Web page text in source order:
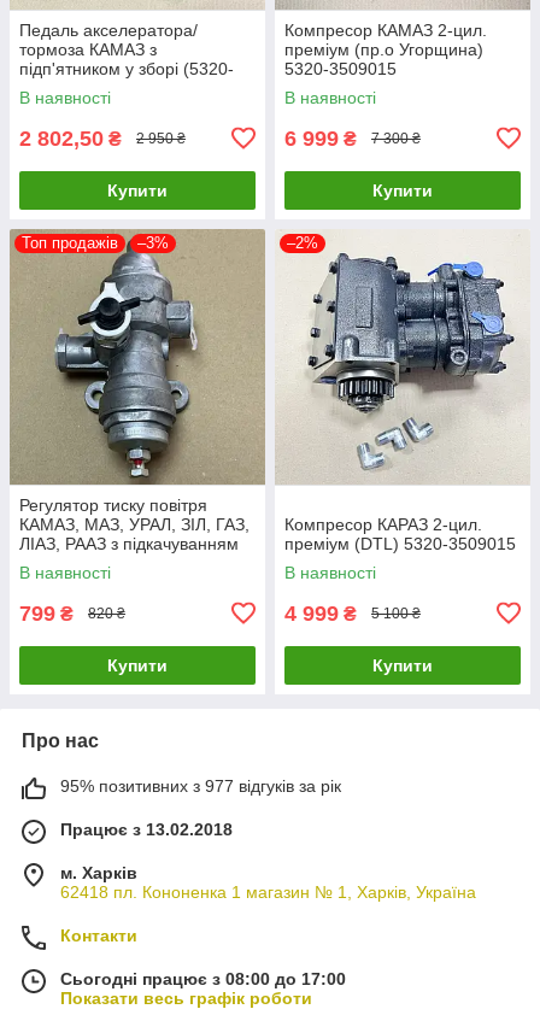
Педаль акселератора/
тормоза КАМАЗ з
підп'ятником у зборі (5320-
1108010/3504010) 5320-
1111514-10
В наявності
2 802,50 ₴ 2 950 ₴
Купити
Компресор КАМАЗ 2-цил.
преміум (пр.о Угорщина)
5320-3509015
В наявності
6 999 ₴ 7 300 ₴
Купити
Топ продажів –3%
Регулятор тиску повітря
КАМАЗ, МАЗ, УРАЛ, ЗІЛ, ГАЗ,
ЛІАЗ, РААЗ з підкачуванням
РДВ (розвантаження)
100.3512010
В наявності
799 ₴ 820 ₴
Купити
–2%
Компресор КАРАЗ 2-цил.
преміум (DTL) 5320-3509015
В наявності
4 999 ₴ 5 100 ₴
Купити
Про нас
95% позитивних з 977 відгуків за рік
Працює з 13.02.2018
м. Харків
62418 пл. Кононенка 1 магазин № 1, Харків, Україна
Контакти
Сьогодні працює з 08:00 до 17:00
Показати весь графік роботи